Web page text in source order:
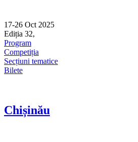
17-26 Oct 2025
Ediția 32,
Program
Competiția
Secțiuni tematice
Bilete
Chișinău